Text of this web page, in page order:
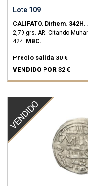
Lote 109
CALIFATO. Dirhem. 342H.
2,79 grs. AR. Citando
424. MBC.
Precio salida 30 €
VENDIDO POR 32 €
VENDIDO